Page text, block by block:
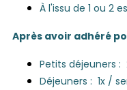
À l'issu de 1 ou 2
Après avoir adhéré
Petits déjeuners
Déjeuners : 1x /